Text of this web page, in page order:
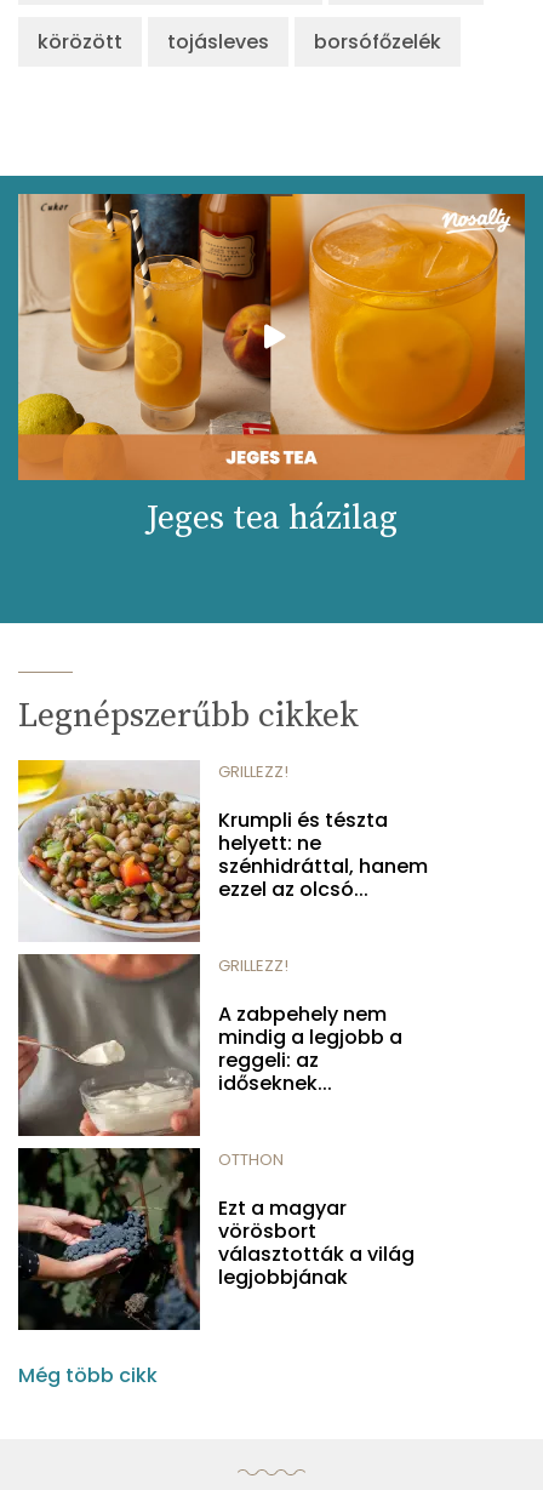
körözött tojásleves borsófőzelék
Jeges tea házilag
Legnépszerűbb cikkek
GRILLEZZ!
Krumpli és tészta
helyett: ne
szénhidráttal, hanem
ezzel az olcsó...
GRILLEZZ!
A zabpehely nem
mindig a legjobb a
reggeli: az
időseknek...
OTTHON
Ezt a magyar
vörösbort
választották a világ
legjobbjának
Még több cikk